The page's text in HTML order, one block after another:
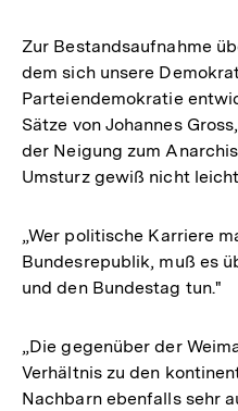
Zur Bestandsaufnahme
dem sich unsere
Parteiendemokratie
Sätze von Johannes
der Neigung zum
Umsturz gewiß nicht
„Wer politische Karriere
Bundesrepublik, muß es
und den Bundestag tun."
„Die gegenüber der
Verhältnis zu den
Nachbarn ebenfalls sehr